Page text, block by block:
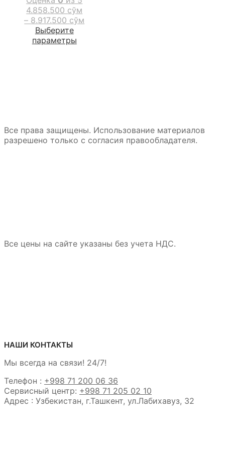
4.858.500 сўм
– 8.917.500 сўм
Выберите
параметрыЭтот
странице
товара.
Все права защищены. Использование материалов
разрешено только с согласия правообладателя.
Все цены на сайте указаны без учета НДС.
НАШИ КОНТАКТЫ
Мы всегда на связи! 24/7!
Телефон : +998 71 200 06 36
Сервисный центр: +998 71 205 02 10
Адрес : Узбекистан, г.Ташкент, ул.Лабихавуз, 32